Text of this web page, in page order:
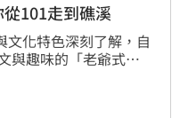
101走到礁溪
文化特色深刻了解，自
與趣味的「老爺式旅
極限、勇氣及冒險的